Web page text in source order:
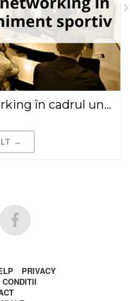
10 pași despre networking în cadrul unei conferințe sau a unui eveniment sportiv
→
PRIVACY